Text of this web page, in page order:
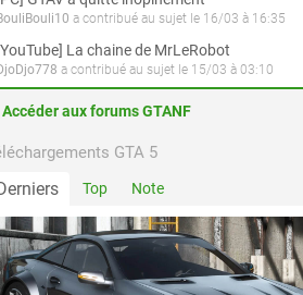
a contribué au sujet le 16/03 à 16:35
La chaine de MrLeRobot
a contribué au sujet le 15/03 à 03:10
Accéder aux forums GTANF
GTA 5
Top Note